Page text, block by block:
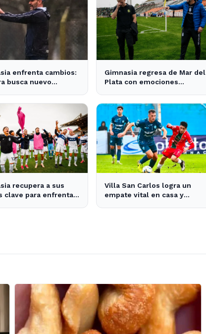
enfrenta cambios:
busca nuevo
Gimnasia regresa de Mar del
Plata con emociones
recupera a sus
clave para enfrentar
Villa San Carlos logra un
empate vital en casa y